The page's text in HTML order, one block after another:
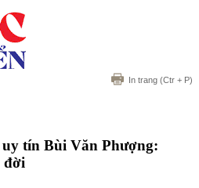
In trang (Ctr + P)
tín Bùi Văn Phượng:
đời